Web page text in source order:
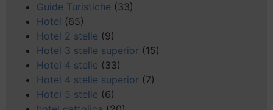
Guide Turistiche (33)
Hotel (65)
Hotel 2 stelle (9)
Hotel 3 stelle superior (15)
Hotel 4 stelle (33)
Hotel 4 stelle superior (7)
Hotel 5 stelle (6)